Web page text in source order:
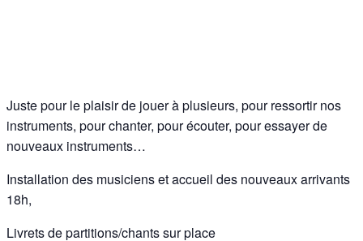
Juste pour le plaisir de jouer à plusieurs, pour ressortir nos
instruments, pour chanter, pour écouter, pour essayer de
nouveaux instruments…
Installation des musiciens et accueil des nouveaux arrivants
18h,
Livrets de partitions/chants sur place